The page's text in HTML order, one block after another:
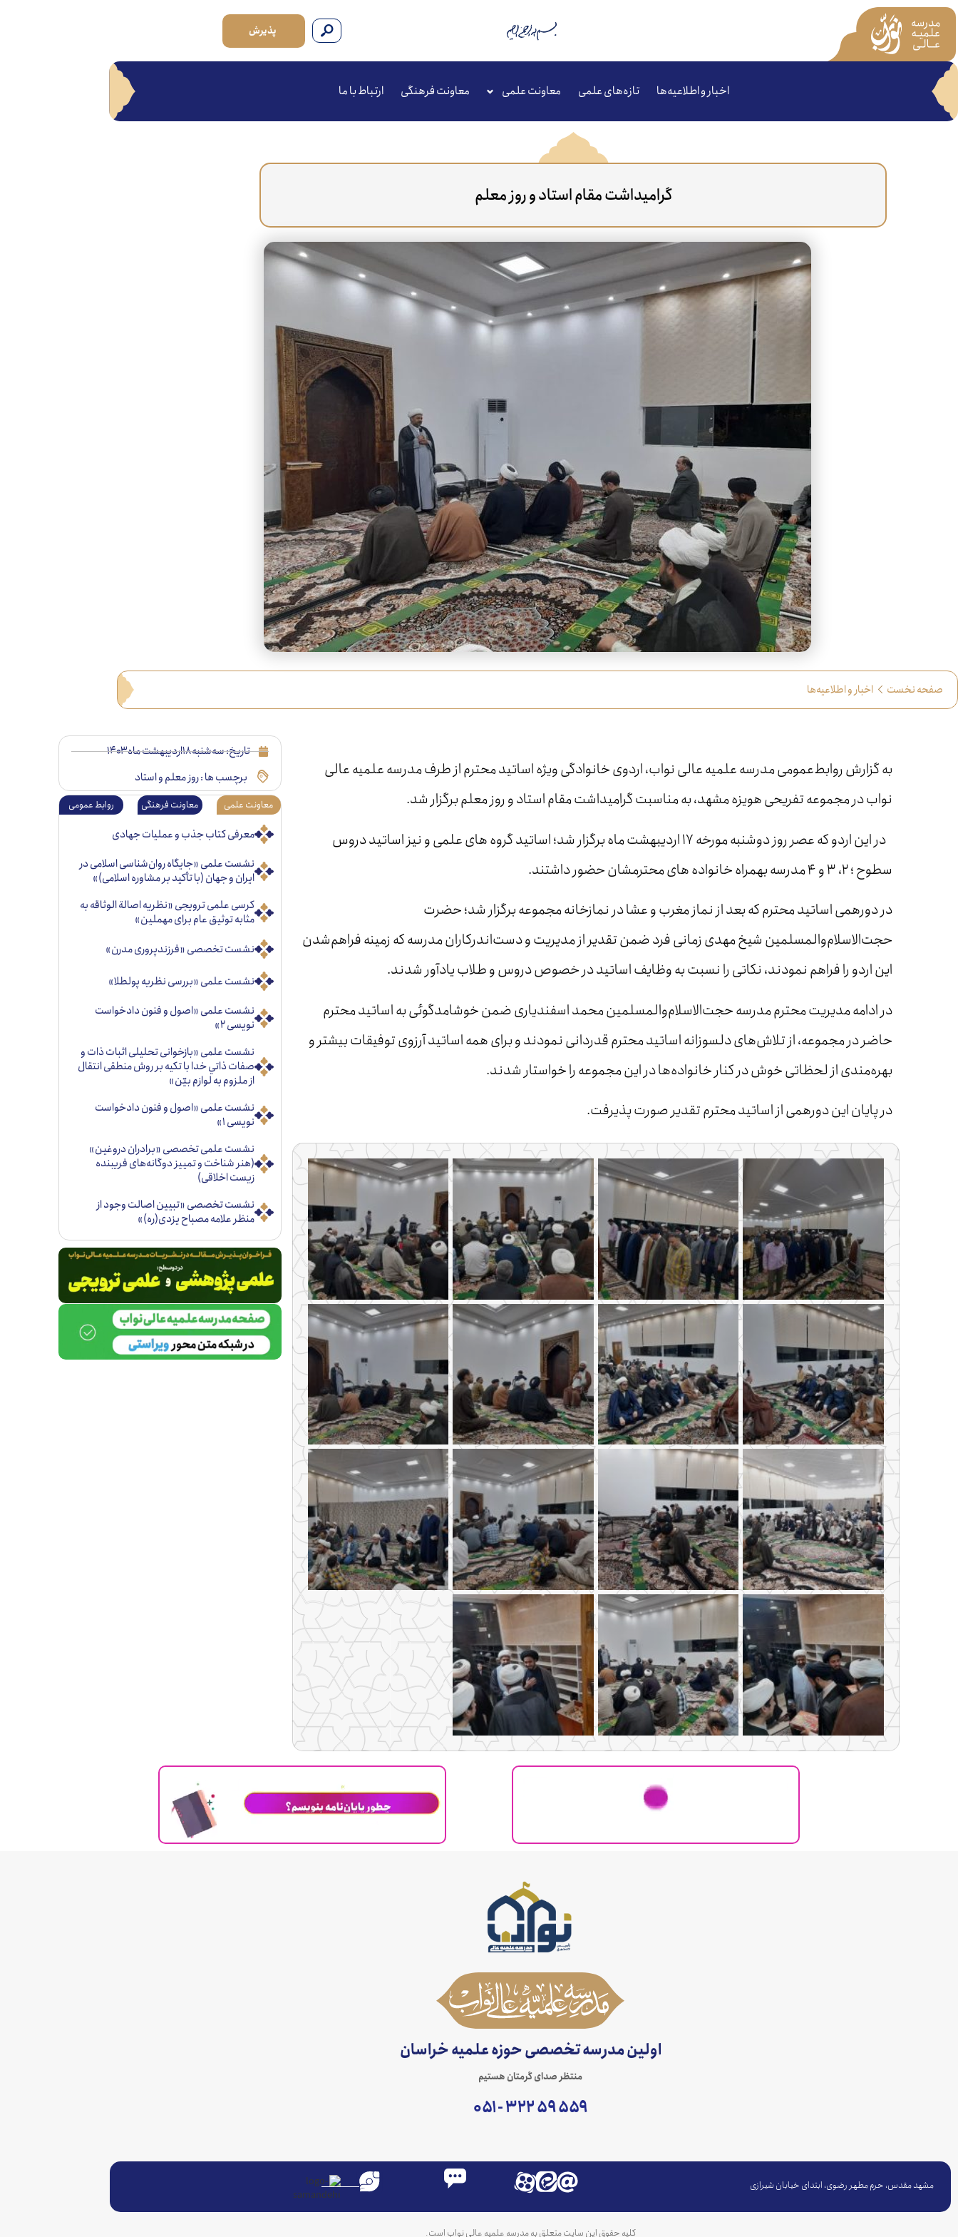
پذیرش
اخبار و اطلاعیه‌ها تازه‌های علمی معاونت علمی معاونت فرهنگی ارتباط با ما
گرامیداشت مقام استاد و روز معلم
صفحه نخست اخبار و اطلاعیه‌ها
به گزارش روابط‌عمومی مدرسه علمیه عالی نواب، اردوی خانوادگی ویژه اساتید محترم از طرف مدرسه علمیه عالی
نواب در مجموعه تفریحی هویزه مشهد، به مناسبت گرامیداشت مقام استاد و روز معلم برگزار شد.
در این اردو که عصر روز دوشنبه مورخه ۱۷ اردیبهشت ماه برگزار شد؛ اساتید گروه های علمی و نیز اساتید دروس
سطوح ؛ ۲، ۳ و ۴ مدرسه بهمراه خانواده های محترمشان حضور داشتند.
در دورهمی اساتید محترم که بعد از نماز مغرب و عشا در نمازخانه مجموعه برگزار شد؛ حضرت
حجت‌الاسلام‌والمسلمین شیخ مهدی زمانی فرد ضمن تقدیر از مدیریت و دست‌اندرکاران مدرسه که زمینه فراهم‌شدن
این اردو را فراهم نمودند، نکاتی را نسبت به وظایف اساتید در خصوص دروس و طلاب یادآور شدند.
در ادامه مدیریت محترم مدرسه حجت‌الاسلام‌والمسلمین محمد اسفندیاری ضمن خوشامدگوئی به اساتید محترم
حاضر در مجموعه، از تلاش‌های دلسوزانه اساتید محترم قدردانی نمودند و برای همه اساتید آرزوی توفیقات بیشتر و
بهره‌مندی از لحظاتی خوش در کنار خانواده‌ها در این مجموعه را خواستار شدند.
در پایان این دورهمی از اساتید محترم تقدیر صورت پذیرفت.
تاریخ:سه‌شنبه ۱۸اردیبهشت ماه ۱۴۰۳
برچسب ها :روز معلم و استاد
معاونت علمی معاونت فرهنگی روابط عمومی
معرفی کتاب جذب و عملیات جهادی
نشست علمی «جایگاه روان‌شناسی اسلامی در
ایران و جهان (با تأکید بر مشاوره اسلامی)»
کرسی علمی ترویجی «نظریه اصالة الوثاقه به
مثابه توثیق عام برای مهملین»
نشست تخصصی «فرزندپروری مدرن»
نشست علمی «بررسی نظریه پولطلا»
نشست علمی «اصول و فنون دادخواست
نویسی ۲»
نشست علمی «بازخوانی تحليلی اثبات ذات و
صفات ذاتي خدا با تكيه بر روش منطقی انتقال
از ملزوم به لوازم بيّن»
نشست علمی «اصول و فنون دادخواست
نویسی ۱»
نشست علمی تخصصی «برادران دروغین»
(هنر شناخت و تمییز دوگانه‌های فریبنده
زیست اخلاقی)
نشست تخصصی «تبيين اصالت وجود از
منظر علامه مصباح يزدی(ره)»
اولین مدرسه تخصصی حوزه علمیه خراسان
منتظر صدای گرمتان هستیم
۵۵۹ ۵۹ ۳۲۲ - ۰۵۱
مشهد مقدس، حرم مطهر رضوی، ابتدای خیابان شیرازی
کلیه حقوق این سایت متعلق به مدرسه علمیه عالی نواب است.